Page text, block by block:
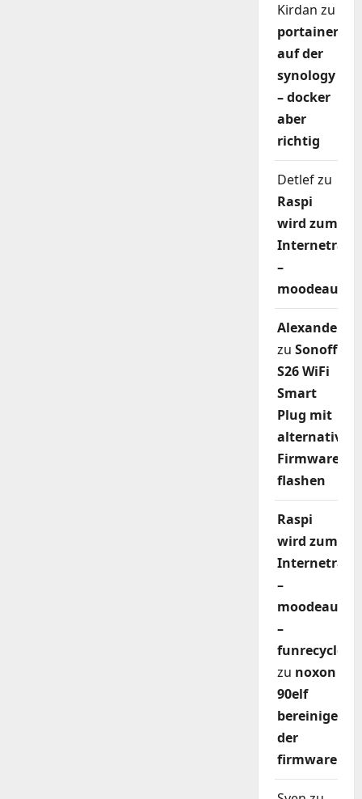
Kirdan zu
portainer
auf der
synology
– docker
aber
richtig
Detlefzu
Raspi
wird zum
–
moodeaudio
Alexander
zu Sonoff
S26 WiFi
Smart
Plug mit
alternativer
Firmware
flashen
Raspi
wird zum
–
moodeaudio
–
funrecycler
zu noxon
90elf
bereinigen
der
firmware